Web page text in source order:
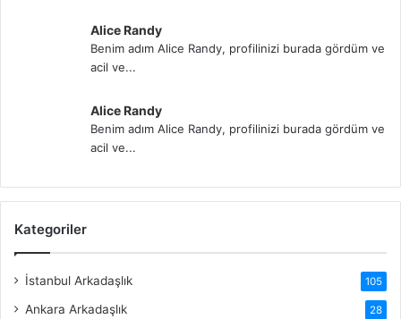
Alice Randy
Benim adım Alice Randy, profilinizi burada gördüm ve
acil ve...
Alice Randy
Benim adım Alice Randy, profilinizi burada gördüm ve
acil ve...
Kategoriler
İstanbul Arkadaşlık 105
Ankara Arkadaşlık 28